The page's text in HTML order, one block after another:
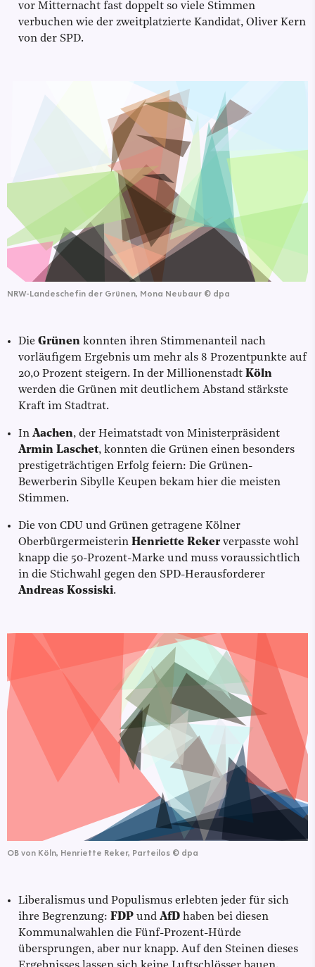
vor Mitternacht fast doppelt so viele Stimmen
verbuchen wie der zweitplatzierte Kandidat, Oliver Kern
von der SPD.
NRW-Landeschefin der Grünen, Mona Neubaur © dpa
Die Grünen konnten ihren Stimmenanteil nach
vorläufigem Ergebnis um mehr als 8 Prozentpunkte auf
20,0 Prozent steigern. In der Millionenstadt Köln
werden die Grünen mit deutlichem Abstand stärkste
Kraft im Stadtrat.
In Aachen, der Heimatstadt von Ministerpräsident
Armin Laschet, konnten die Grünen einen besonders
prestigeträchtigen Erfolg feiern: Die Grünen-
Bewerberin Sibylle Keupen bekam hier die meisten
Stimmen.
Die von CDU und Grünen getragene Kölner
Oberbürgermeisterin Henriette Rekerverpasste wohl
knapp die 50-Prozent-Marke und muss voraussichtlich
in die Stichwahl gegen den SPD-Herausforderer
Andreas Kossiski.
OB von Köln, Henriette Reker, Parteilos © dpa
Liberalismus und Populismus erlebten jeder für sich
ihre Begrenzung: FDP und AfD haben bei diesen
Kommunalwahlen die Fünf-Prozent-Hürde
übersprungen, aber nur knapp. Auf den Steinen dieses